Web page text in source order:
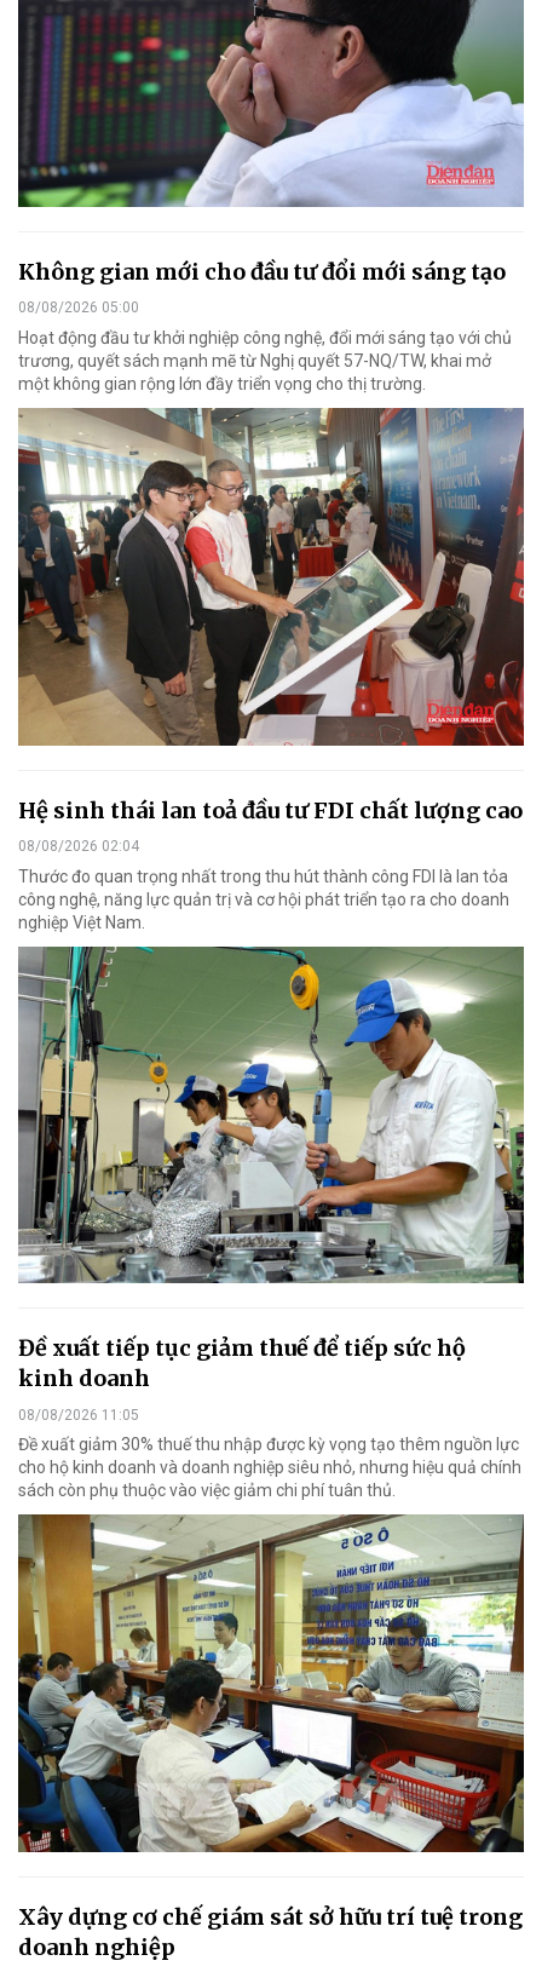
Không gian mới cho đầu tư đổi mới sáng tạo
08/08/2026 05:00
Hoạt động đầu tư khởi nghiệp công nghệ, đổi mới sáng tạo với chủ
trương, quyết sách mạnh mẽ từ Nghị quyết 57-NQ/TW, khai mở
một không gian rộng lớn đầy triển vọng cho thị trường.
Hệ sinh thái lan toả đầu tư FDI chất lượng cao
08/08/2026 02:04
Thước đo quan trọng nhất trong thu hút thành công FDI là lan tỏa
công nghệ, năng lực quản trị và cơ hội phát triển tạo ra cho doanh
nghiệp Việt Nam.
Đề xuất tiếp tục giảm thuế để tiếp sức hộ
kinh doanh
08/08/2026 11:05
Đề xuất giảm 30% thuế thu nhập được kỳ vọng tạo thêm nguồn lực
cho hộ kinh doanh và doanh nghiệp siêu nhỏ, nhưng hiệu quả chính
sách còn phụ thuộc vào việc giảm chi phí tuân thủ.
Xây dựng cơ chế giám sát sở hữu trí tuệ trong
doanh nghiệp